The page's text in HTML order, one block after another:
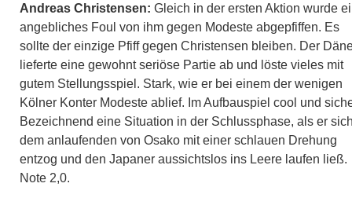
Andreas Christensen: Gleich in der ersten Aktion wurde
angebliches Foul von ihm gegen Modeste abgepfiffen. Es
sollte der einzige Pfiff gegen Christensen bleiben. Der
lieferte eine gewohnt seriöse Partie ab und löste vieles mit
gutem Stellungsspiel. Stark, wie er bei einem der wenigen
Kölner Konter Modeste ablief. Im Aufbauspiel cool und
Bezeichnend eine Situation in der Schlussphase, als er
dem anlaufenden von Osako mit einer schlauen Drehung
entzog und den Japaner aussichtslos ins Leere laufen ließ.
Note 2,0.